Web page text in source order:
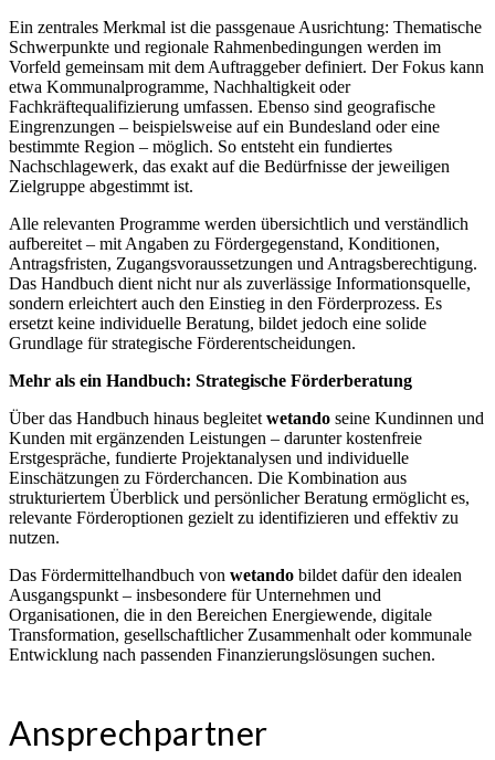
Ein zentrales Merkmal ist die passgenaue Ausrichtung: Thematische
Schwerpunkte und regionale Rahmenbedingungen werden im
Vorfeld gemeinsam mit dem Auftraggeber definiert. Der Fokus kann
etwa Kommunalprogramme, Nachhaltigkeit oder
Fachkräftequalifizierung umfassen. Ebenso sind geografische
Eingrenzungen – beispielsweise auf ein Bundesland oder eine
bestimmte Region – möglich. So entsteht ein fundiertes
Nachschlagewerk, das exakt auf die Bedürfnisse der jeweiligen
Zielgruppe abgestimmt ist.
Alle relevanten Programme werden übersichtlich und verständlich
aufbereitet – mit Angaben zu Fördergegenstand, Konditionen,
Antragsfristen, Zugangsvoraussetzungen und Antragsberechtigung.
Das Handbuch dient nicht nur als zuverlässige Informationsquelle,
sondern erleichtert auch den Einstieg in den Förderprozess. Es
ersetzt keine individuelle Beratung, bildet jedoch eine solide
Grundlage für strategische Förderentscheidungen.
Mehr als ein Handbuch: Strategische Förderberatung
Über das Handbuch hinaus begleitet wetando seine Kundinnen und
Kunden mit ergänzenden Leistungen – darunter kostenfreie
Erstgespräche, fundierte Projektanalysen und individuelle
Einschätzungen zu Förderchancen. Die Kombination aus
strukturiertem Überblick und persönlicher Beratung ermöglicht es,
relevante Förderoptionen gezielt zu identifizieren und effektiv zu
nutzen.
Das Fördermittelhandbuch von wetando bildet dafür den idealen
Ausgangspunkt – insbesondere für Unternehmen und
Organisationen, die in den Bereichen Energiewende, digitale
Transformation, gesellschaftlicher Zusammenhalt oder kommunale
Entwicklung nach passenden Finanzierungslösungen suchen.
Ansprechpartner